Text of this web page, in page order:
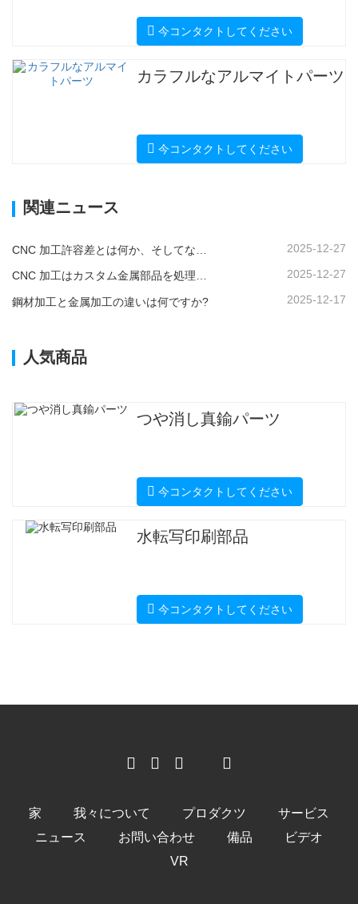
今コンタクトしてください
カラフルなアルマイトパーツ
今コンタクトしてください
関連ニュース
2025-12-27
CNC 加工はカスタム金属部品を処理できますか? 2025-12-27
鋼材加工と金属加工の違いは何ですか? 2025-12-17
人気商品
つや消し真鍮パーツ
今コンタクトしてください
水転写印刷部品
今コンタクトしてください
家 我々について プロダクツ
サービス
ニュース
お問い合わせ 備品
ビデオ
VR